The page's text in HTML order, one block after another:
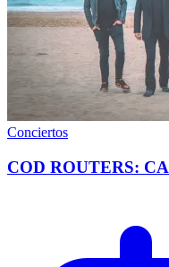
Conciertos
COD ROUTERS: